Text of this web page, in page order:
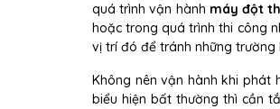
quá trình vận hành máy đột
hoặc trong quá trình thi công
vị trí đó để tránh những
Không nên vận hành khi phát
biểu hiện bất thường thì cần